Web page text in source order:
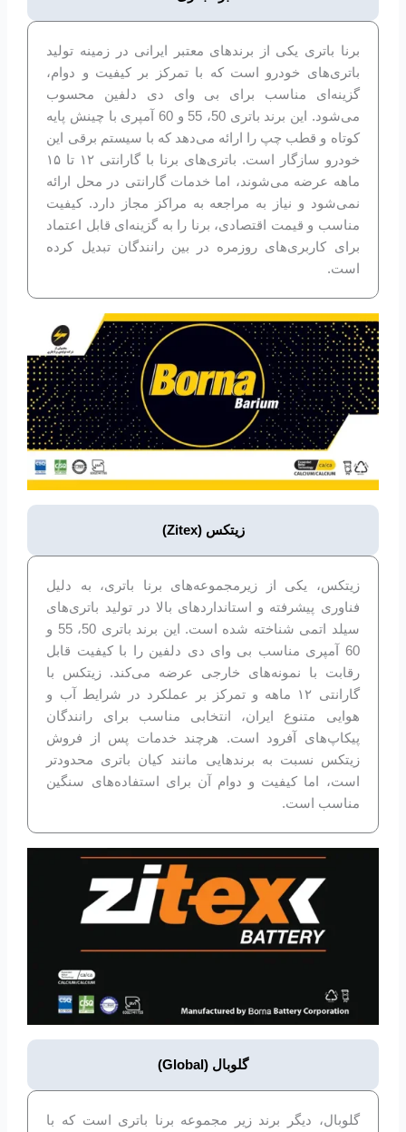
برنا باتری یکی از برندهای معتبر ایرانی در زمینه تولید
باتری‌های خودرو است که با تمرکز بر کیفیت و دوام،
گزینه‌ای مناسب برای بی وای دی دلفین محسوب
می‌شود. این برند باتری 50، 55 و 60 آمپری با چینش پایه
کوتاه و قطب چپ را ارائه می‌دهد که با سیستم برقی این
خودرو سازگار است. باتری‌های برنا با گارانتی ۱۲ تا ۱۵
ماهه عرضه می‌شوند، اما خدمات گارانتی در محل ارائه
نمی‌شود و نیاز به مراجعه به مراکز مجاز دارد. کیفیت
مناسب و قیمت اقتصادی، برنا را به گزینه‌ای قابل اعتماد
برای کاربری‌های روزمره در بین رانندگان تبدیل کرده
است.
زیتکس (Zitex)
زیتکس، یکی از زیرمجموعه‌های برنا باتری، به دلیل
فناوری پیشرفته و استانداردهای بالا در تولید باتری‌های
سیلد اتمی شناخته شده است. این برند باتری 50، 55 و
60 آمپری مناسب بی وای دی دلفین را با کیفیت قابل
رقابت با نمونه‌های خارجی عرضه می‌کند. زیتکس با
گارانتی ۱۲ ماهه و تمرکز بر عملکرد در شرایط آب و
هوایی متنوع ایران، انتخابی مناسب برای رانندگان
پیکاپ‌های آفرود است. هرچند خدمات پس از فروش
زیتکس نسبت به برندهایی مانند کیان باتری محدودتر
است، اما کیفیت و دوام آن برای استفاده‌های سنگین
مناسب است.
گلوبال (Global)
گلوبال، دیگر برند زیر مجموعه برنا باتری است که با